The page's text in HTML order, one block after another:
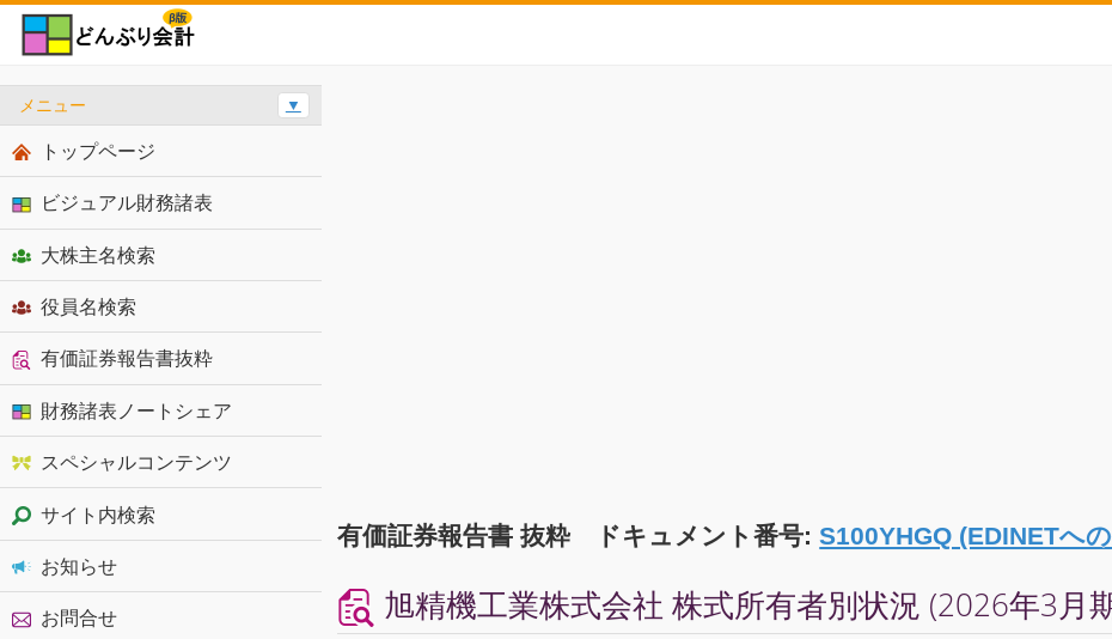
有価証券報告書 抜粋 ドキュメント番号:S100YHGQ (EDINETへ
旭精機工業株式会社 株式所有者別状況 (2026年3月
メニュー ▼
トップページ
ビジュアル財務諸表
大株主名検索
役員名検索
有価証券報告書抜粋
財務諸表ノートシェア
スペシャルコンテンツ
サイト内検索
お知らせ
お問合せ